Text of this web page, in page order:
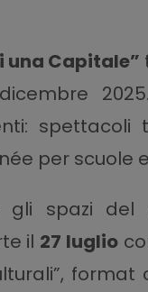
una Capitale”
spettacoli
per scuole
gli spazi
il 27 luglio
format